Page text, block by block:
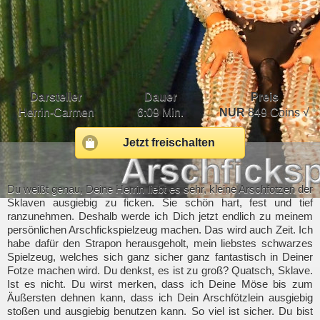
Darsteller Dauer
Preis
Herrin-Carmen
6:09 Min. NUR849 Coins √
Jetzt freischalten
Du weißt genau, Deine Herrin liebt es sehr, kleine Arschfotzen der
Sklaven ausgiebig zu ficken. Sie schön hart, fest und tief
ranzunehmen. Deshalb werde ich Dich jetzt endlich zu meinem
persönlichen Arschfickspielzeug machen. Das wird auch Zeit. Ich
habe dafür den Strapon herausgeholt, mein liebstes schwarzes
Spielzeug, welches sich ganz sicher ganz fantastisch in Deiner
Fotze machen wird. Du denkst, es ist zu groß? Quatsch, Sklave.
Ist es nicht. Du wirst merken, dass ich Deine Möse bis zum
Äußersten dehnen kann, dass ich Dein Arschfötzlein ausgiebig
stoßen und ausgiebig benutzen kann. So viel ist sicher. Du bist